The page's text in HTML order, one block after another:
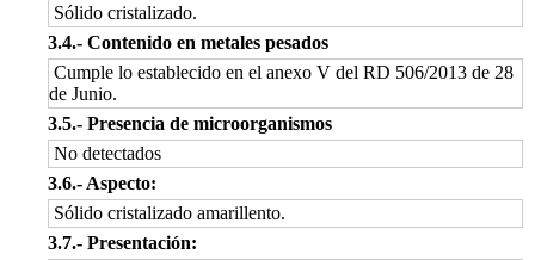
Sólido cristalizado.
3.4.‐ Contenido en metales pesados
Cumple lo establecido en el anexo V del RD 506/2013 de 28
de Junio.
3.5.‐ Presencia de microorganismos
No detectados
3.6.‐ Aspecto:
Sólido cristalizado amarillento.
3.7.‐ Presentación: